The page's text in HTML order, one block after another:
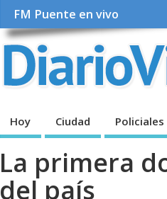
FM Puente en vivo
Hoy Ciudad Policiales
La primera
del país